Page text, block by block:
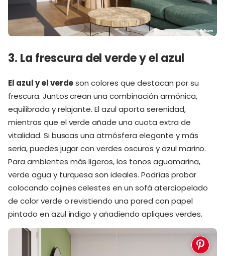
3. La frescura del verde y el azul
El azul y el verdeson colores que destacan por su
frescura. Juntos crean una combinación armónica,
equilibrada y relajante. El azul aporta serenidad,
mientras que el verde añade una cuota extra de
vitalidad. Si buscas una atmósfera elegante y más
seria, puedes jugar con verdes oscuros y azul marino.
Para ambientes más ligeros, los tonos aguamarina,
verde agua y turquesa son ideales. Podrías probar
colocando cojines celestes en un sofá aterciopelado
de color verde o revistiendo una pared con papel
pintado en azul índigo y añadiendo apliques verdes.